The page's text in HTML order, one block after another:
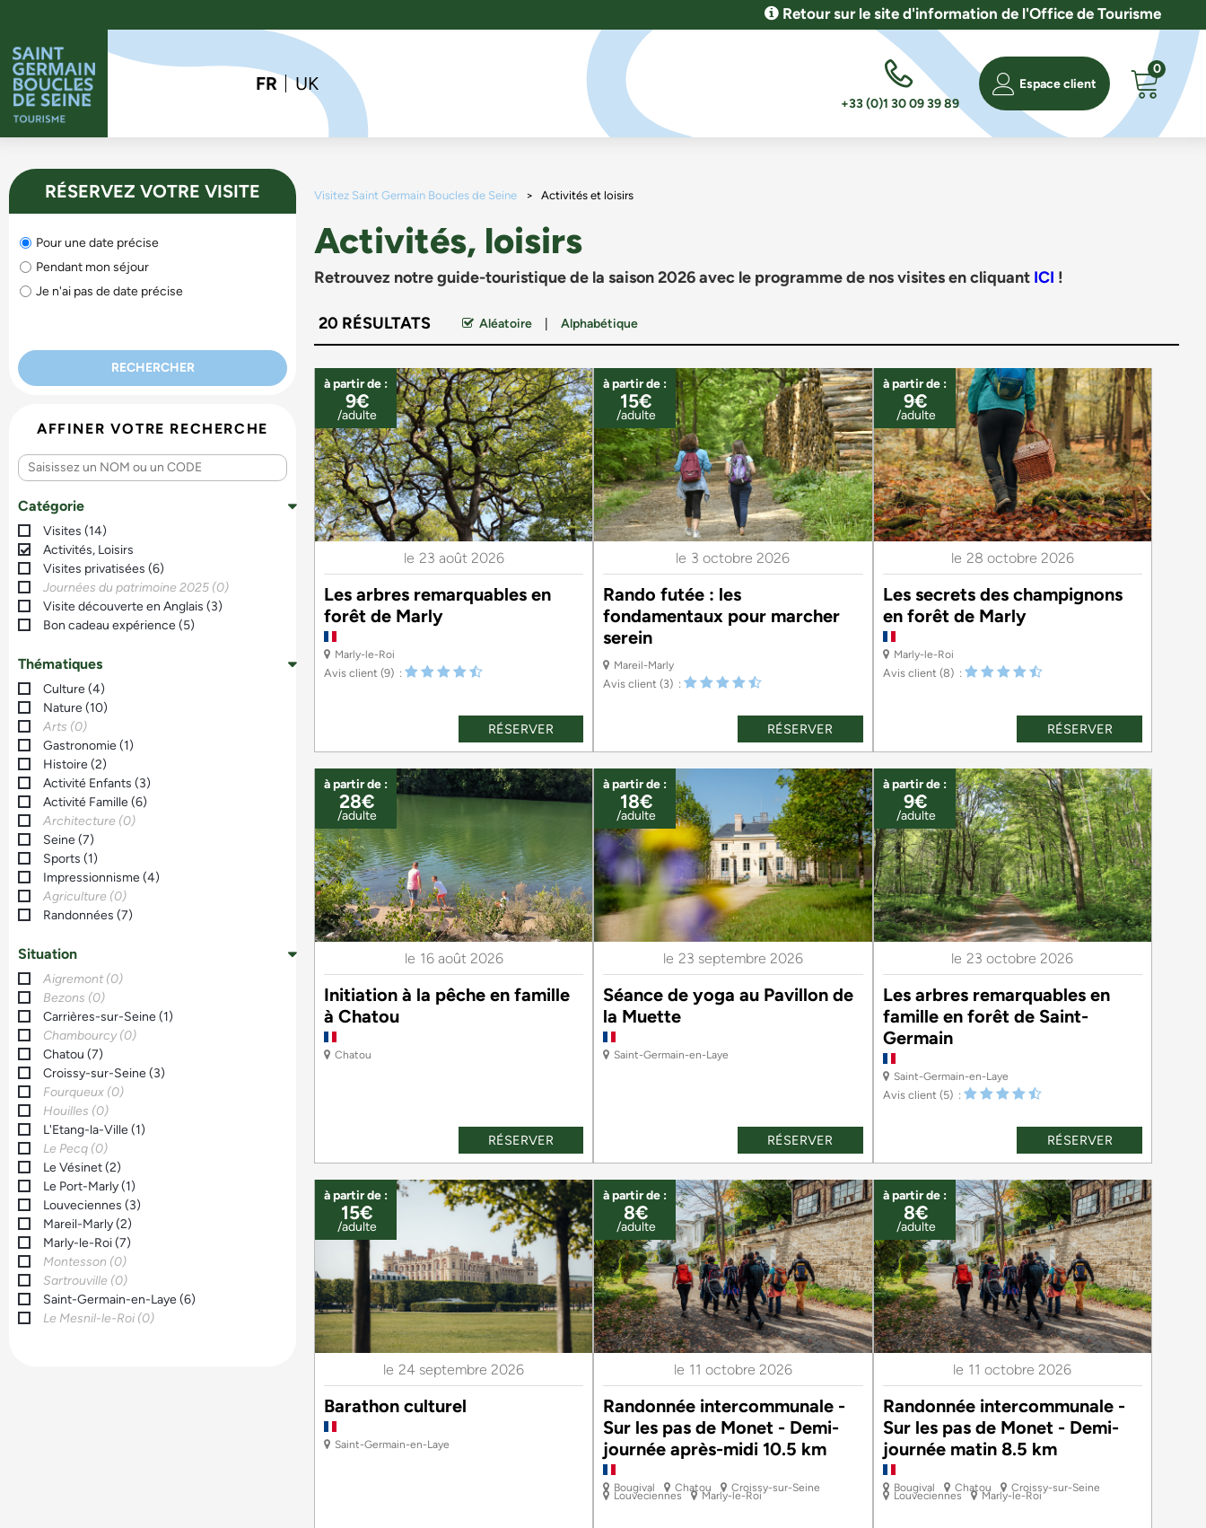
Retour sur le site d'information de l'Office de Tourisme
FR UK
+33 (0)1 30 09 39 89
Espace client
0
RÉSERVEZ VOTRE VISITE
Pour une date précise
Pendant mon séjour
Je n'ai pas de date précise
AFFINER VOTRE RECHERCHE
Catégorie
Visites (14)
Activités, Loisirs
Visites privatisées (6)
Journées du patrimoine 2025 (0)
Visite découverte en Anglais (3)
Bon cadeau expérience(5)
Thématiques
Culture(4)
Nature(10)
Arts (0)
Gastronomie(1)
Histoire(2)
Activité Enfants (3)
Activité Famille(6)
Architecture (0)
Seine(7)
Sports (1)
Impressionnisme(4)
Agriculture (0)
Randonnées (7)
Situation
Aigremont(0)
Bezons (0)
Carrières-sur-Seine(1)
Chambourcy(0)
Chatou (7)
Croissy-sur-Seine(3)
Fourqueux (0)
Houilles (0)
L'Etang-la-Ville(1)
Le Pecq (0)
Le Vésinet(2)
Le Port-Marly(1)
Louveciennes (3)
Mareil-Marly(2)
Marly-le-Roi(7)
Montesson (0)
Sartrouville (0)
Saint-Germain-en-Laye(6)
Le Mesnil-le-Roi (0)
Visitez Saint Germain Boucles de Seine > Activités et loisirs
Activités, loisirs
Retrouvez notre guide-touristique de la saison 2026 avec le programme de nos visites en cliquant ICI !
20 RÉSULTATS Aléatoire Alphabétique
Les arbres remarquables en
forêt de Marly
le 23 août 2026
Marly-le-Roi
Avis client (9)
à partir de :
9€
/adulte
RÉSERVER
Rando futée : les
fondamentaux pour marcher
serein
le 3 octobre 2026
Mareil-Marly
Avis client (3)
à partir de :
15€
/adulte
RÉSERVER
Les secrets des champignons
en forêt de Marly
le 28 octobre 2026
Marly-le-Roi
Avis client (8)
à partir de :
9€
/adulte
RÉSERVER
Initiation à la pêche en famille
à Chatou
le 16 août 2026
Chatou
à partir de :
28€
/adulte
RÉSERVER
Séance de yoga au Pavillon de
la Muette
le 23 septembre 2026
Saint-Germain-en-Laye
à partir de :
18€
/adulte
RÉSERVER
Les arbres remarquables en
famille en forêt de Saint-
Germain
le 23 octobre 2026
Saint-Germain-en-Laye
Avis client(5)
à partir de :
9€
/adulte
RÉSERVER
Barathon culturel
le 24 septembre 2026
Saint-Germain-en-Laye
à partir de :
15€
/adulte
Randonnée intercommunale -
Sur les pas de Monet - Demi-
journée après-midi 10.5 km
le 11 octobre 2026
Bougival Chatou Croissy-sur-Seine
Louveciennes Marly-le-Roi
à partir de :
8€
/adulte
Randonnée intercommunale -
Sur les pas de Monet - Demi-
journée matin 8.5 km
le 11 octobre 2026
Bougival Chatou Croissy-sur-Seine
Louveciennes Marly-le-Roi
à partir de :
8€
/adulte